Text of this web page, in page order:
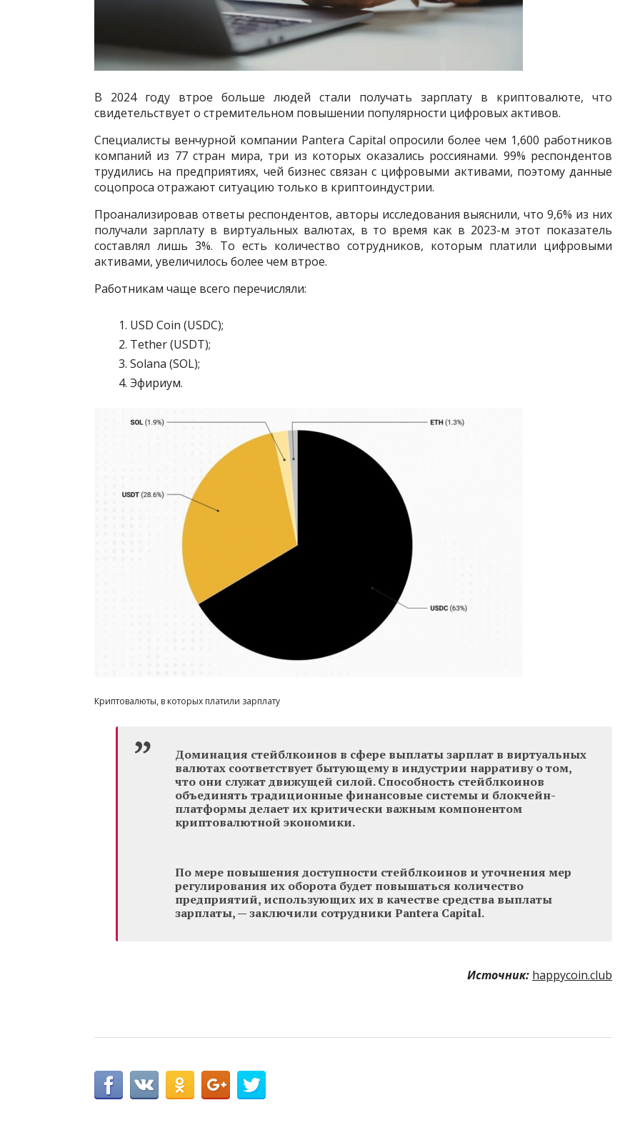
В 2024 году втрое больше людей стали получать зарплату в криптовалюте, что
свидетельствует о стремительном повышении популярности цифровых активов.
Специалисты венчурной компании Pantera Capital опросили более чем 1,600 работников
компаний из 77 стран мира, три из которых оказались россиянами. 99% респондентов
трудились на предприятиях, чей бизнес связан с цифровыми активами, поэтому данные
соцопроса отражают ситуацию только в криптоиндустрии.
Проанализировав ответы респондентов, авторы исследования выяснили, что 9,6% из них
получали зарплату в виртуальных валютах, в то время как в 2023-м этот показатель
составлял лишь 3%. То есть количество сотрудников, которым платили цифровыми
активами, увеличилось более чем втрое.
Работникам чаще всего перечисляли:
USD Coin (USDC);
Tether (USDT);
Solana (SOL);
Эфириум.
Криптовалюты, в которых платили зарплату
Доминация стейблкоинов в сфере выплаты зарплат в виртуальных
валютах соответствует бытующему в индустрии нарративу о том,
что они служат движущей силой. Способность стейблкоинов
объединять традиционные финансовые системы и блокчейн-
платформы делает их критически важным компонентом
криптовалютной экономики.
По мере повышения доступности стейблкоинов и уточнения мер
регулирования их оборота будет повышаться количество
предприятий, использующих их в качестве средства выплаты
зарплаты, — заключили сотрудники Pantera Capital.
Источник: happycoin.club